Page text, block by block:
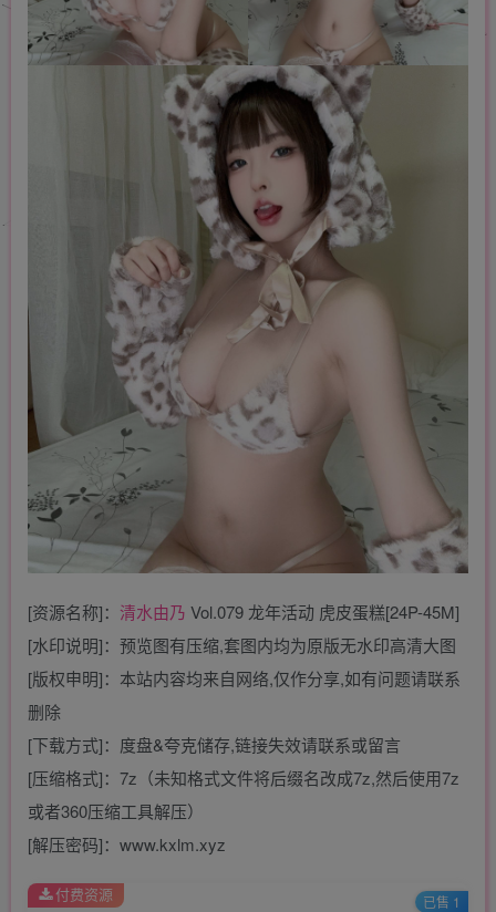
[资源名称]： 清水由乃 Vol.079 龙年活动 虎皮蛋糕[24P-45M]
[水印说明]：预览图有压缩,套图内均为原版无水印高清大图
[版权申明]：本站内容均来自网络,仅作分享,如有问题请联系
删除
[下载方式]：度盘&夸克储存,链接失效请联系或留言
[压缩格式]：7z（未知格式文件将后缀名改成7z,然后使用7z
或者360压缩工具解压）
[解压密码]：www.kxlm.xyz
付费资源 已售 1